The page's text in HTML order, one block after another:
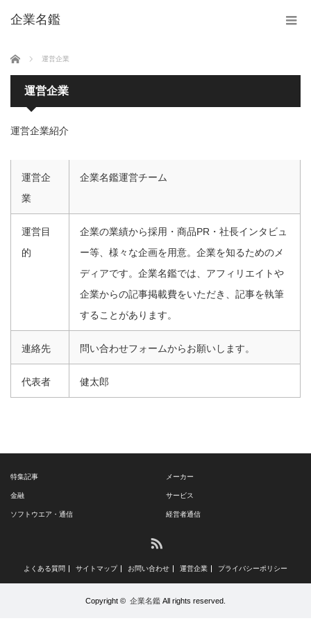
企業名鑑
ホーム 運営企業
運営企業
運営企業紹介
運営企
業
企業名鑑運営チーム
運営目
的
企業の業績から採用・商品PR・社長インタビュ
ー等、様々な企画を用意。企業を知るためのメ
ディアです。企業名鑑では、アフィリエイトや
企業からの記事掲載費をいただき、記事を執筆
することがあります。
連絡先 問い合わせフォームからお願いします。
代表者 健太郎
特集記事 メーカー
金融 サービス
ソフトウエア・通信 経営者通信
よくある質問 サイトマップ お問い合わせ 運営企業 プライバシーポリシー
Copyright © 企業名鑑 All rights reserved.